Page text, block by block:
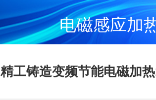
电磁感应加
精工铸造变频节能电磁加